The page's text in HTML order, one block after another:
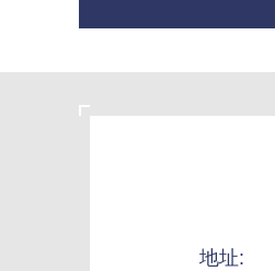
地址: